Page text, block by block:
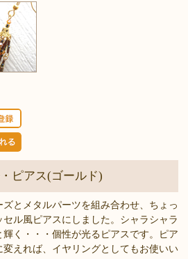
ピアス(ゴールド)
ズとメタルパーツを組み合わせ、ちょっ
ル風ピアスにしました。シャラシャラ
く・・・個性が光るピアスです。ピア
変えれば、イヤリングとしてもお使いい